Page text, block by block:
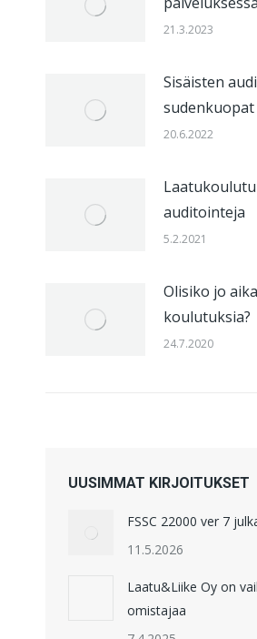
21.3.2023
Sisäisten
sudenkuopat
20.6.2022
auditointeja
5.2.2021
Olisiko jo
koulutuksia?
24.7.2020
UUSIMMAT KIRJOITUKSET
FSSC 22000 ver 7
11.5.2026
Laatu&Liike Oy on
omistajaa